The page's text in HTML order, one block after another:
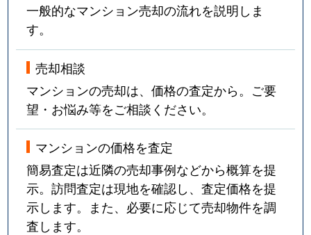
一般的なマンション売却の流れを説明しま
す。
売却相談
マンションの売却は、価格の査定から。ご要
望・お悩み等をご相談ください。
マンションの価格を査定
簡易査定は近隣の売却事例などから概算を提
示。訪問査定は現地を確認し、査定価格を提
示します。また、必要に応じて売却物件を調
査します。